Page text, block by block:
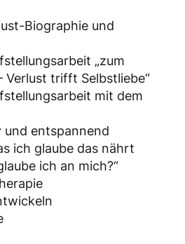
Biographie und
„zum
Verlust trifft Selbstliebe“
mit dem
entspannend
ich glaube das nährt
ich an mich?“